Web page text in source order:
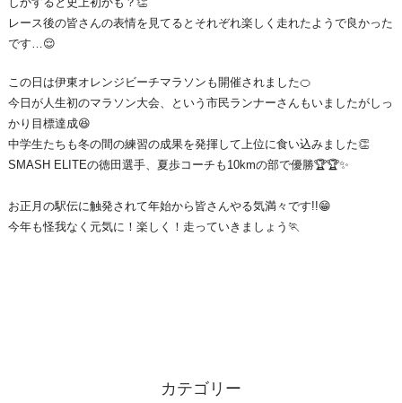
レース後の皆さんの表情を見てるとそれぞれ楽しく走れたようで良かった
です…😌
この日は伊東オレンジビーチマラソンも開催されました🍊
今日が人生初のマラソン大会、という市民ランナーさんもいましたがしっ
かり目標達成😆
中学生たちも冬の間の練習の成果を発揮して上位に食い込みました👏
SMASH ELITEの徳田選手、夏歩コーチも10kmの部で優勝🏆🏆✨⁡
お正月の駅伝に触発されて年始から皆さんやる気満々です!!😁
今年も怪我なく元気に！楽しく！走っていきましょう🏃
カテゴリー